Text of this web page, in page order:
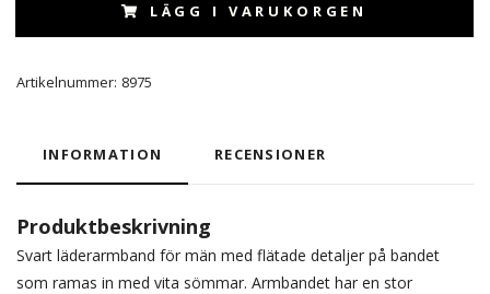
LÄGG I VARUKORGEN
Artikelnummer: 8975
INFORMATION RECENSIONER
Produktbeskrivning
Svart läderarmband för män med flätade detaljer på bandet
som ramas in med vita sömmar. Armbandet har en stor